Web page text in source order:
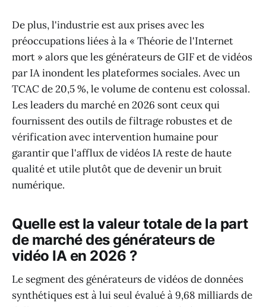
De plus, l'industrie est aux prises avec les
préoccupations liées à la « Théorie de l'Internet
mort » alors que les générateurs de GIF et de vidéos
par IA inondent les plateformes sociales. Avec un
TCAC de 20,5 %, le volume de contenu est colossal.
Les leaders du marché en 2026 sont ceux qui
fournissent des outils de filtrage robustes et de
vérification avec intervention humaine pour
garantir que l'afflux de vidéos IA reste de haute
qualité et utile plutôt que de devenir un bruit
numérique.
Quelle est la valeur totale de la part
de marché des générateurs de
vidéo IA en 2026 ?
Le segment des générateurs de vidéos de données
synthétiques est à lui seul évalué à 9,68 milliards de